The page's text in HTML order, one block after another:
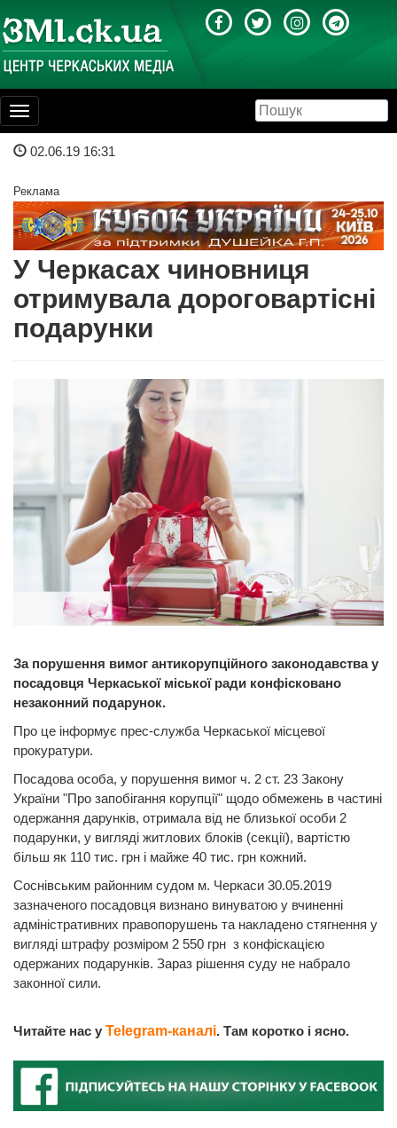
Toggle
navigation
02.06.19 16:31
Реклама
У Черкасах чиновниця
отримувала дороговартісні
подарунки
За порушення вимог антикорупційного законодавства у
посадовця Черкаської міської ради конфісковано
незаконний подарунок.
Про це інформує прес-служба Черкаської місцевої
прокуратури.
Посадова особа, у порушення вимог ч. 2 ст. 23 Закону
України "Про запобігання корупції" щодо обмежень в частині
одержання дарунків, отримала від не близької особи 2
подарунки, у вигляді житлових блоків (секції), вартістю
більш як 110 тис. грн і майже 40 тис. грн кожний.
Соснівським районним судом м. Черкаси 30.05.2019
зазначеного посадовця визнано винуватою у вчиненні
адміністративних правопорушень та накладено стягнення у
вигляді штрафу розміром 2 550 грн з конфіскацією
одержаних подарунків. Зараз рішення суду не набрало
законної сили.
Читайте нас у Telegram-каналі. Там коротко і ясно.